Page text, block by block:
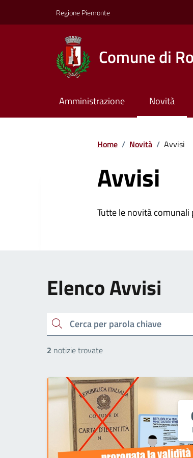
Regione Piemonte
Comune di
Amministrazione Novità
Home / Novità / Avvisi
Avvisi
Tutte le novità
Elenco Avvisi
cerca
2 notizie trovate